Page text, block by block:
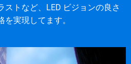
ストなど、LED ビジョンの良さ
実現してます。